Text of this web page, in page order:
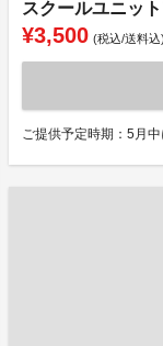
スクールユニッ
¥3,500 (税込/送料込)
ご提供予定時期：5月